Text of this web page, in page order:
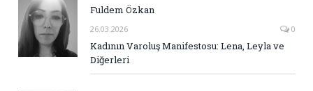
Fuldem Özkan
26.03.2026 0
Kadının Varoluş Manifestosu: Lena, Leyla ve
Diğerleri